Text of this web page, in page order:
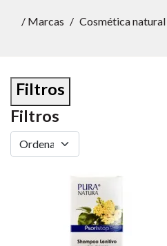
/ Marcas Cosmética natural
Filtros
Filtros